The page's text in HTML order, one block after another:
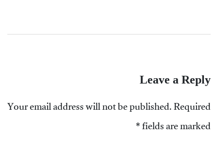
Leave a Reply
Your email address will not be published.Required
fields are marked
*